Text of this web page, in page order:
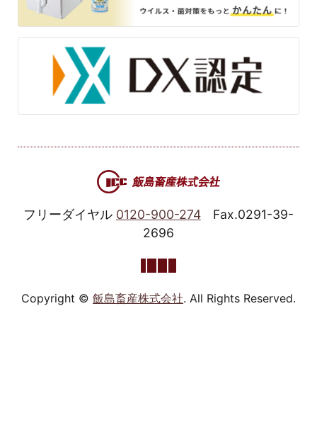
フリーダイヤル 0120-900-274
Fax.0291-39-
2696
Copyright © 飯島畜産株式会社. All Rights Reserved.